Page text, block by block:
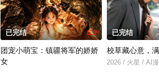
已完结 5.0
团宠小萌宝：镇疆将军的娇娇
女
已完结
校草藏心意，
2026 / 火星 / AI漫